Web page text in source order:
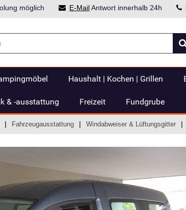
möglich E-MailAntwort innerhalb 24h
Haushalt | Kochen | Grillen
& -ausstattung Freizeit Fundgrube
Fahrzeugausstattung Windabweiser & Lüftungsgitter